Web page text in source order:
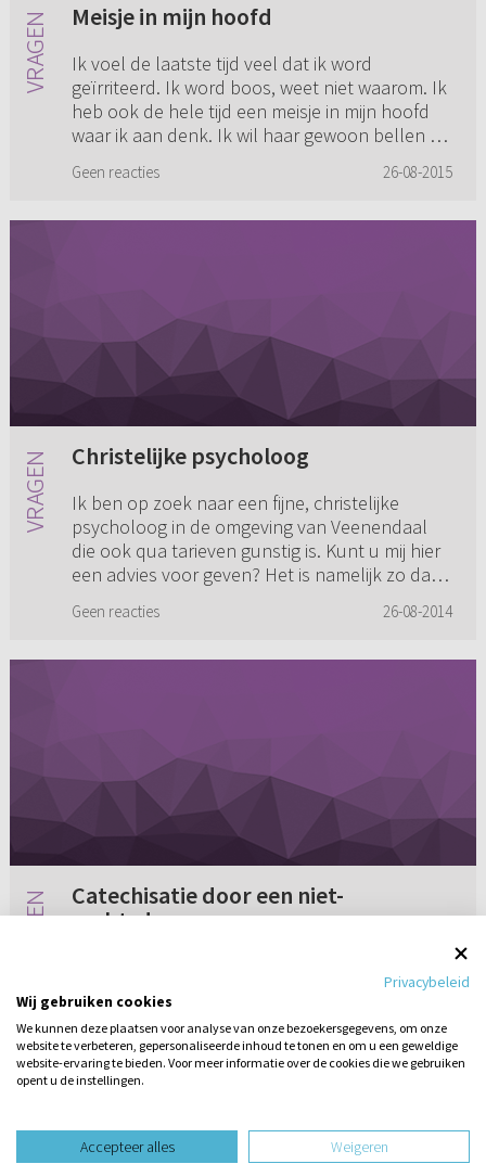
Meisje in mijn hoofd
Ik voel de laatste tijd veel dat ik word
geïrriteerd. Ik word boos, weet niet waarom. Ik
heb ook de hele tijd een meisje in mijn hoofd
waar ik aan denk. Ik wil haar gewoon bellen en
Geen reacties 26-08-2015
Christelijke psycholoog
Ik ben op zoek naar een fijne, christelijke
psycholoog in de omgeving van Veenendaal
die ook qua tarieven gunstig is. Kunt u mij hier
een advies voor geven? Het is namelijk zo dat
Geen reacties 26-08-2014
Catechisatie door een niet-
ambtsdrager
door een ambtsdrager uit de Ger. Gem.? Hoe
moeten wij op grond van de Bijbel staan
tegenover het geven van catechisatie door een
niet-ambtsdrager?
5 reacties 26-08-2013
design website dooreen vraag
Privacybeleid
Wij gebruiken cookies
We kunnen deze plaatsen voor analyse van onze bezoekersgegevens, om onze
website te verbeteren, gepersonaliseerde inhoud te tonen en om u een geweldige
website-ervaring te bieden. Voor meer informatie over de cookies die we gebruiken
opent u de instellingen.
Accepteer alles Weigeren